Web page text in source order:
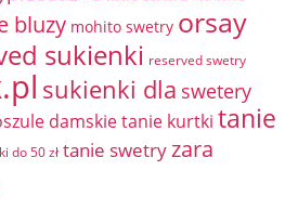
bluzy mohito swetry orsay
sukienki reserved swetry
sukienki dla swetery
damskietanie kurtki tanie
do 50 zł tanie swetryzara